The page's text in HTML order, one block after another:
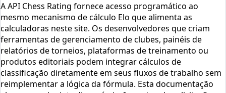
A API Chess Rating fornece acesso programático ao
mesmo mecanismo de cálculo Elo que alimenta as
calculadoras neste site. Os desenvolvedores que criam
ferramentas de gerenciamento de clubes, painéis de
relatórios de torneios, plataformas de treinamento ou
produtos editoriais podem integrar cálculos de
classificação diretamente em seus fluxos de trabalho sem
reimplementar a lógica da fórmula. Esta documentação